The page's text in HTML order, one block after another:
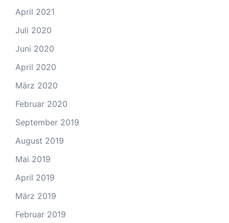
April 2021
Juli 2020
Juni 2020
April 2020
März 2020
Februar 2020
September 2019
August 2019
Mai 2019
April 2019
März 2019
Februar 2019